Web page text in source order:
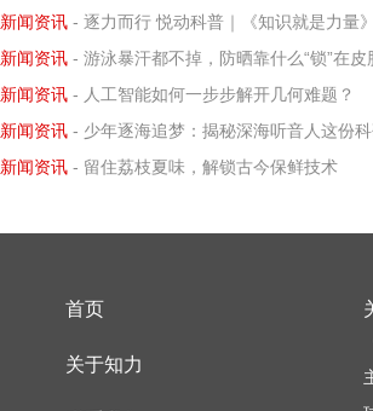
新闻资讯 - 逐力而行 悦动科普｜《知识就是力量》厦门市同安区科
新闻资讯 - 游泳暴汗都不掉，防晒靠什么“锁”在皮
新闻资讯 - 人工智能如何一步步解开几何难题？
新闻资讯 - 少年逐海追梦：揭秘深海听音人这份
新闻资讯 - 留住荔枝夏味，解锁古今保鲜技术
首页
关于知力